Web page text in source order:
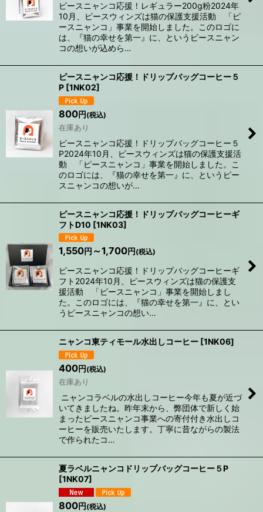
ピースニャンコ応援！レギュラー200g粉2024年
10月、ピースウィンズは猫の保護支援活動 「ピ
ースニャンコ」事業を開始しました。このロゴに
は、『猫の幸せを第一』に、というピースニャン
コの想いが込めら…
ピースニャンコ応援！ドリップバッグコーヒー５
P [1NK02]
800円 (税込)
在庫あり
ピースニャンコ応援！ドリップバッグコーヒー５
P2024年10月、ピースウィンズは猫の保護支援活
動 「ピースニャンコ」事業を開始しました。こ
のロゴには、『猫の幸せを第一』に、というピー
スニャンコの想いが…
ピースニャンコ応援！ドリップバッグコーヒーギ
フトD10 [1NK03]
1,550円 ～1,700円 (税込)
ピースニャンコ応援！ドリップバッグコーヒーギ
フト2024年10月、ピースウィンズは猫の保護支
援活動 「ピースニャンコ」事業を開始しまし
た。このロゴには、『猫の幸せを第一』に、とい
うピースニャンコの想い…
ニャンコ東ティモール水出しコーヒー [1NK06]
400円 (税込)
在庫あり
ニャンコラベルの水出しコーヒー今年も夏が近づ
いてきましたね。昨年末から、弊団体で新しく始
まったピースニャンコ事業への寄付付き水出しコ
ーヒーを販売いたします。丁寧に昔ながらの製法
で作られたコ…
夏ラベルニャンコドリップバッグコーヒー５P
[1NK07]
800円 (税込)